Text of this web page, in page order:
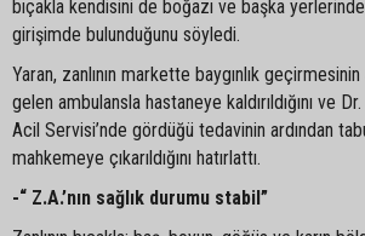
bıçakla kendisini de boğazı ve başka
girişimde bulunduğunu söyledi.
Yaran, zanlının markette baygınlık
gelen ambulansla hastaneye kaldırıldığını ve
Acil Servisi’nde gördüğü tedavinin ardından
mahkemeye çıkarıldığını hatırlattı.
-“ Z.A.’nın sağlık durumu stabil”